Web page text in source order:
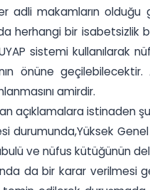
adli makamların
herhangi bir
sistemi kullanılarak
önüne
amirdir.
açıklamalara istinaden
durumunda,Yüksek
ve nüfus kütüğünün
da bir karar verilmesi